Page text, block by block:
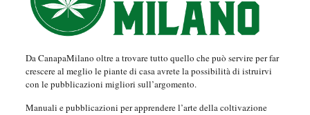
Da CanapaMilano oltre a trovare tutto quello che può servire per far
crescere al meglio le piante di casa avrete la possibilità di istruirvi
con le pubblicazioni migliori sull’argomento.
Manuali e pubblicazioni per apprendere l’arte della coltivazione